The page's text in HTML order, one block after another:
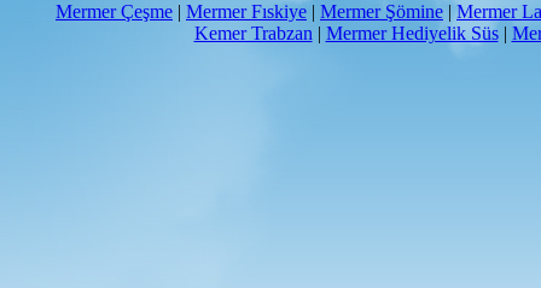
Mermer Çeşme | Mermer Fıskiye | Mermer Şömine | Mermer
Kemer Trabzan | Mermer Hediyelik Süs|